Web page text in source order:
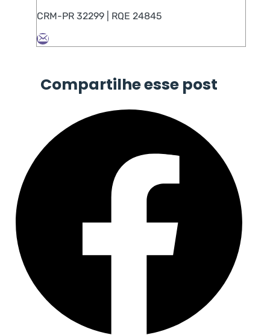
CRM-PR 32299 | RQE 24845
Compartilhe esse post